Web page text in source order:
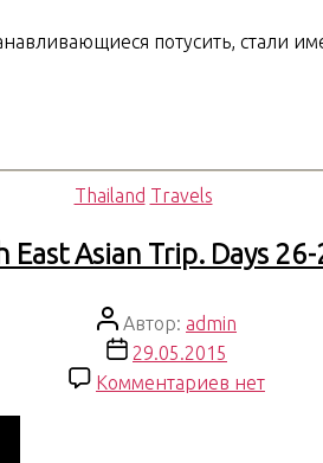
потусить, стали
Рубрики
Thailand Travels
East Asian Trip. Days
Автор
записи
Автор: admin
Дата
записи
29.05.2015
Комментариев кнет